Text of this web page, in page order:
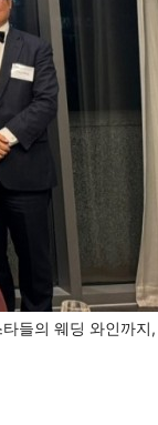
들의 웨딩 와인까지